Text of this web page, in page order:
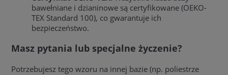
bawełniane i dzianinowe są certyfikowane (OEKO-
TEX Standard 100), co gwarantuje ich
bezpieczeństwo.
Masz pytania lub specjalne życzenie?
Potrzebujesz tego wzoru na innej bazie (np. poliestrze